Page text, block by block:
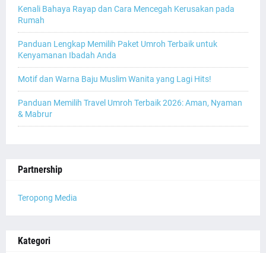
Kenali Bahaya Rayap dan Cara Mencegah Kerusakan pada
Rumah
Panduan Lengkap Memilih Paket Umroh Terbaik untuk
Kenyamanan Ibadah Anda
Motif dan Warna Baju Muslim Wanita yang Lagi Hits!
Panduan Memilih Travel Umroh Terbaik 2026: Aman, Nyaman
& Mabrur
Partnership
Teropong Media
Kategori